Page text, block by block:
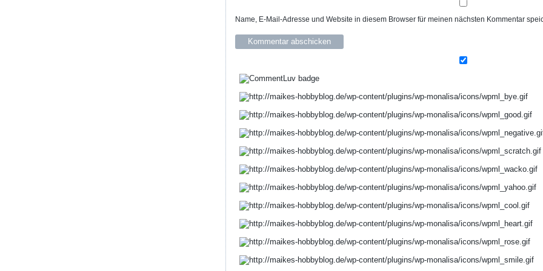
Name, E-Mail-Adresse und Website in diesem Browser für meinen nächsten Kommentar